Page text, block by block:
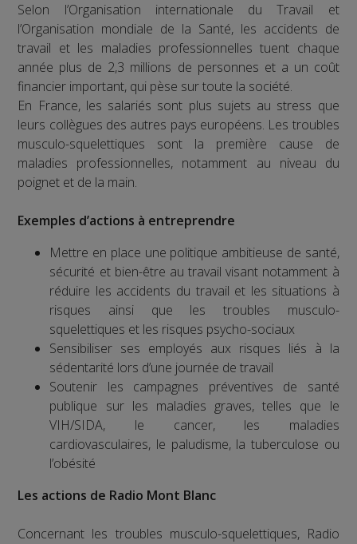
Selon l’Organisation internationale du Travail et
l’Organisation mondiale de la Santé, les accidents de
travail et les maladies professionnelles tuent chaque
année plus de 2,3 millions de personnes et a un coût
financier important, qui pèse sur toute la société.
En France, les salariés sont plus sujets au stress que
leurs collègues des autres pays européens. Les troubles
musculo-squelettiques sont la première cause de
maladies professionnelles, notamment au niveau du
poignet et de la main.
Exemples d’actions à entreprendre
Mettre en place une politique ambitieuse de santé,
sécurité et bien-être au travail visant notamment à
réduire les accidents du travail et les situations à
risques ainsi que les troubles musculo-
squelettiques et les risques psycho-sociaux
Sensibiliser ses employés aux risques liés à la
sédentarité lors d’une journée de travail
Soutenir les campagnes préventives de santé
publique sur les maladies graves, telles que le
VIH/SIDA, le cancer, les maladies
cardiovasculaires, le paludisme, la tuberculose ou
l’obésité
Les actions de Radio Mont Blanc
Concernant les troubles musculo-squelettiques, Radio